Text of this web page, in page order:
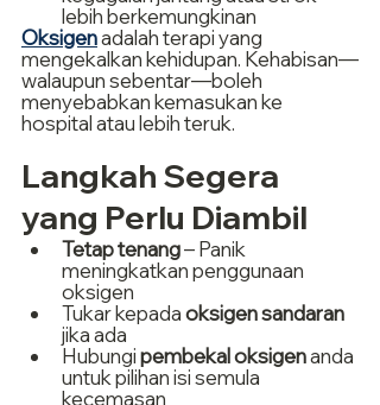
lebih berkemungkinan
Oksigen adalah terapi yang
mengekalkan kehidupan. Kehabisan—
walaupun sebentar—boleh
menyebabkan kemasukan ke
hospital atau lebih teruk.
Langkah Segera
yang Perlu Diambil
Tetap tenang – Panik
meningkatkan penggunaan
oksigen
Tukar kepada oksigen sandaran
jika ada
Hubungi pembekal oksigen anda
untuk pilihan isi semula
kecemasan